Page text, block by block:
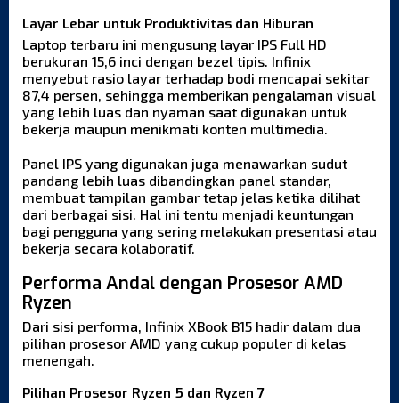
Layar Lebar untuk Produktivitas dan Hiburan
Laptop terbaru ini mengusung layar IPS Full HD
berukuran 15,6 inci dengan bezel tipis. Infinix
menyebut rasio layar terhadap bodi mencapai sekitar
87,4 persen, sehingga memberikan pengalaman visual
yang lebih luas dan nyaman saat digunakan untuk
bekerja maupun menikmati konten multimedia.
Panel IPS yang digunakan juga menawarkan sudut
pandang lebih luas dibandingkan panel standar,
membuat tampilan gambar tetap jelas ketika dilihat
dari berbagai sisi. Hal ini tentu menjadi keuntungan
bagi pengguna yang sering melakukan presentasi atau
bekerja secara kolaboratif.
Performa Andal dengan Prosesor AMD
Ryzen
Dari sisi performa, Infinix XBook B15 hadir dalam dua
pilihan prosesor AMD yang cukup populer di kelas
menengah.
Pilihan Prosesor Ryzen 5 dan Ryzen 7